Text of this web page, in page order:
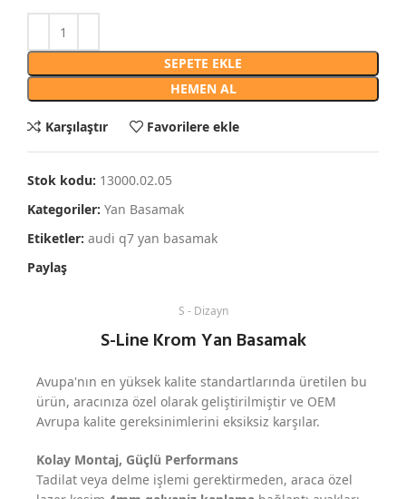
SEPETE EKLE
HEMEN AL
Karşılaştır Favorilere ekle
Stok kodu: 13000.02.05
Kategoriler: Yan Basamak
Etiketler: audi q7 yan basamak
Paylaş
S - Dizayn
S-Line Krom Yan Basamak
Avupa'nın en yüksek kalite standartlarında üretilen bu
ürün, aracınıza özel olarak geliştirilmiştir ve OEM
Avrupa kalite gereksinimlerini eksiksiz karşılar.
Kolay Montaj, Güçlü Performans
Tadilat veya delme işlemi gerektirmeden, araca özel